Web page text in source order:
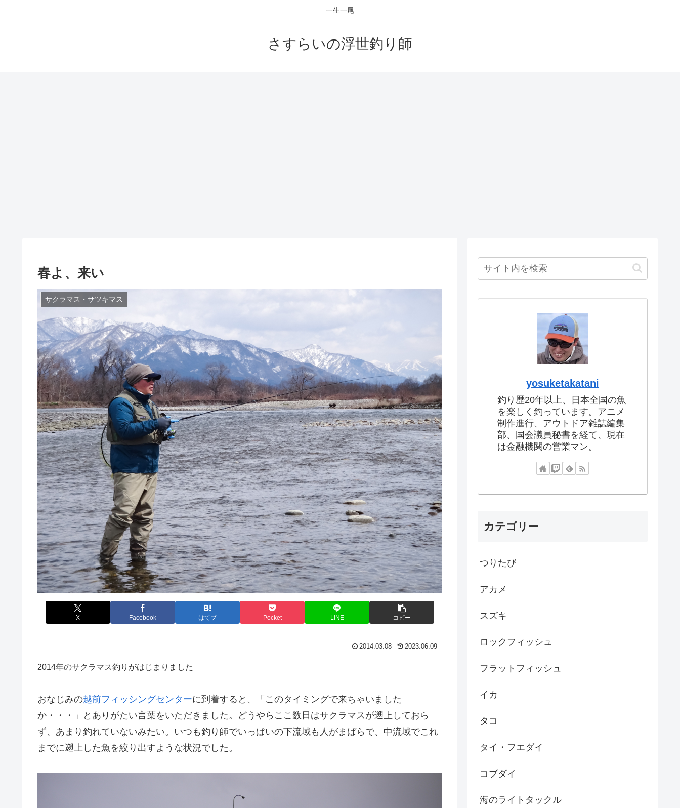
一生一尾
さすらいの浮世釣り師
春よ、来い
サクラマス・サツキマス
X Facebook はてブ Pocket LINE コピー
2014.03.08 2023.06.09
2014年のサクラマス釣りがはじまりました
おなじみの越前フィッシングセンターに到着すると、「このタイミングで来ちゃいました
か・・・」とありがたい言葉をいただきました。どうやらここ数日はサクラマスが遡上しておら
ず、あまり釣れていないみたい。いつも釣り師でいっぱいの下流域も人がまばらで、中流域でこれ
までに遡上した魚を絞り出すような状況でした。
yosuketakatani
釣り歴20年以上、日本全国の魚
を楽しく釣っています。アニメ
制作進行、アウトドア雑誌編集
部、国会議員秘書を経て、現在
は金融機関の営業マン。
カテゴリー
つりたび
アカメ
スズキ
ロックフィッシュ
フラットフィッシュ
イカ
タコ
タイ・フエダイ
コブダイ
海のライトタックル